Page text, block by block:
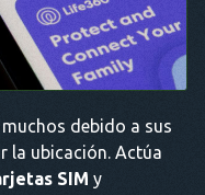
debido a sus
la ubicación. Actúa
SIM y